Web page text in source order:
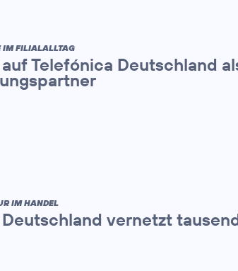
IM FILIALALLTAG
auf Telefónica Deutschland
IM HANDEL
vernetzt